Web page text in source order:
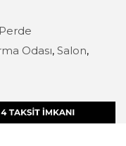
Odası, Salon,